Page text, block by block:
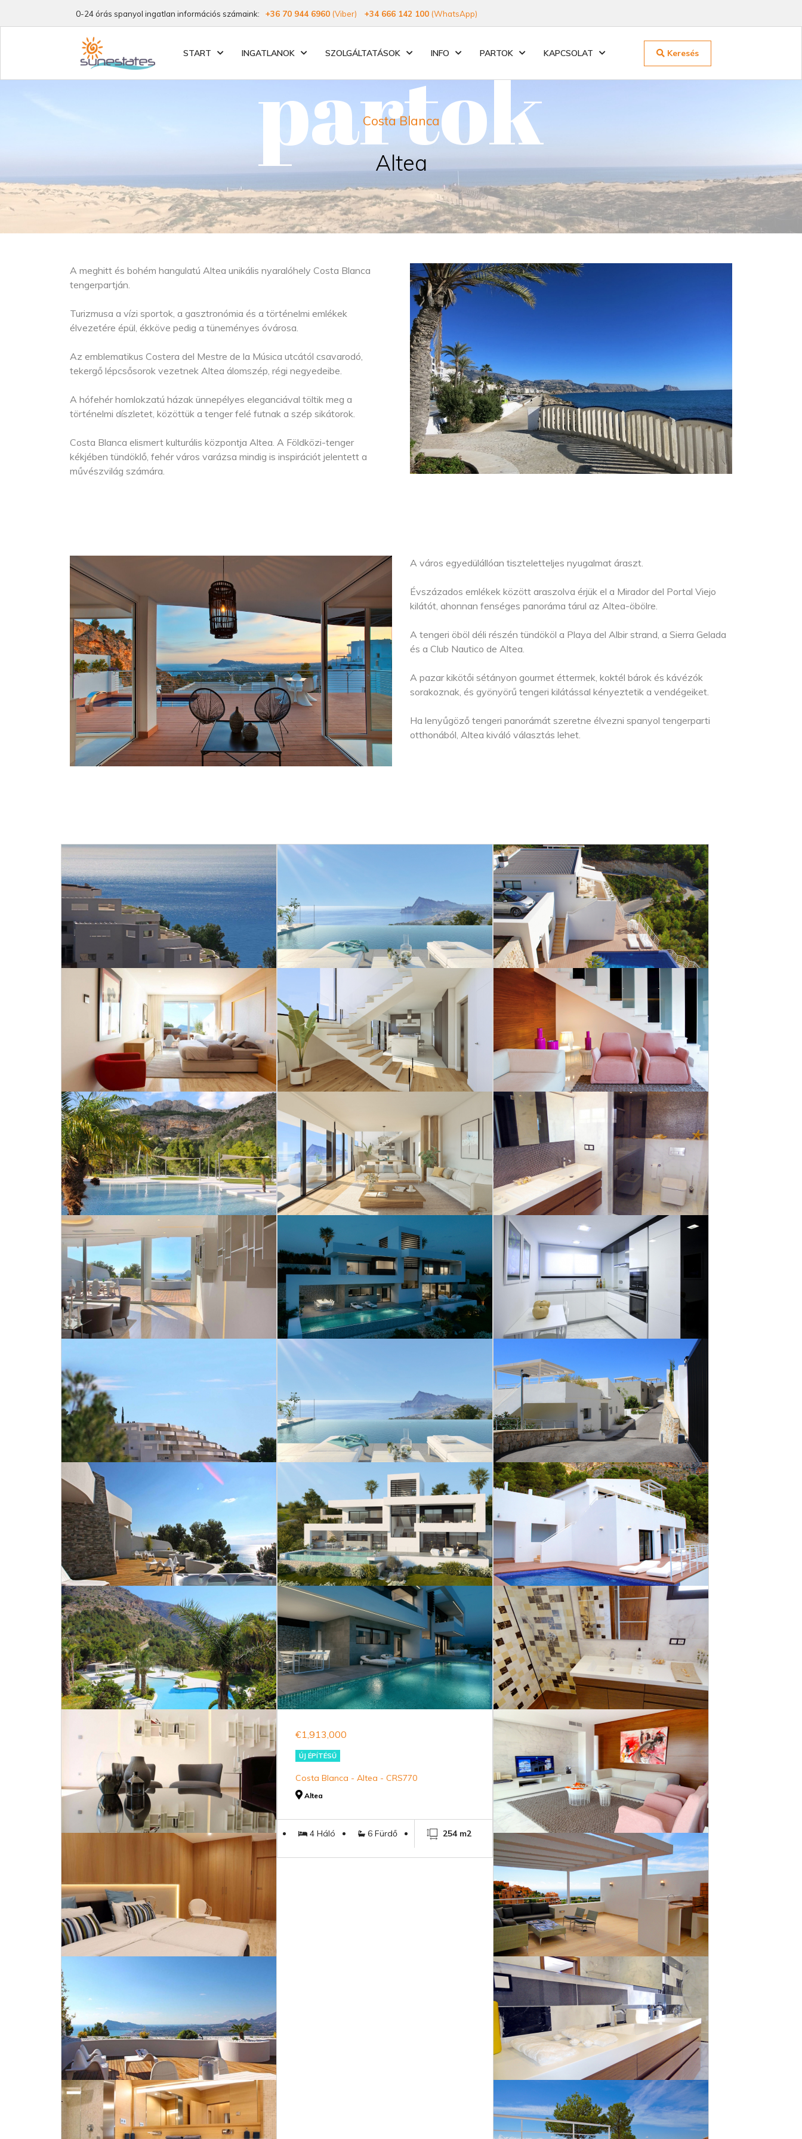
0-24 órás spanyol ingatlan információs számaink: +36 70 944 6960 (Viber) +34 666 142 100 (WhatsApp)
START INGATLANOK SZOLGÁLTATÁSOK INFO PARTOK KAPCSOLAT Keresés
partok
Costa Blanca
Altea
A meghitt és bohém hangulatú Altea unikális nyaralóhely Costa Blanca
tengerpartján.
Turizmusa a vízi sportok, a gasztronómia és a történelmi emlékek
élvezetére épül, ékköve pedig a tüneményes óvárosa.
Az emblematikus Costera del Mestre de la Música utcától csavarodó,
tekergő lépcsősorok vezetnek Altea álomszép, régi negyedeibe.
A hófehér homlokzatú házak ünnepélyes eleganciával töltik meg a
történelmi díszletet, közöttük a tenger felé futnak a szép sikátorok.
Costa Blanca elismert kulturális központja Altea. A Földközi-tenger
kékjében tündöklő, fehér város varázsa mindig is inspirációt jelentett a
művészvilág számára.
A város egyedülállóan tiszteletteljes nyugalmat áraszt.
Évszázados emlékek között araszolva érjük el a Mirador del Portal Viejo
kilátót, ahonnan fenséges panoráma tárul az Altea-öbölre.
A tengeri öböl déli részén tündököl a Playa del Albir strand, a Sierra Gelada
és a Club Nautico de Altea.
A pazar kikötői sétányon gourmet éttermek, koktél bárok és kávézók
sorakoznak, és gyönyörű tengeri kilátással kényeztetik a vendégeiket.
Ha lenyűgöző tengeri panorámát szeretne élvezni spanyol tengerparti
otthonából, Altea kiváló választás lehet.
€1,913,000
ÚJ ÉPÍTÉSŰ
Costa Blanca - Altea - CRS770
Altea
4 Háló 6 Fürdő 254 m2